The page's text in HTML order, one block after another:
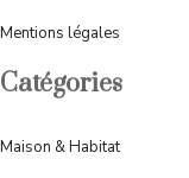
Mentions légales
Catégories
Maison & Habitat